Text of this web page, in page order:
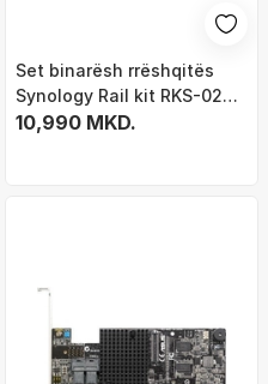
Set binarësh rrëshqitës
Synology Rail kit RKS-02
për RackStation
10,990 MKD.